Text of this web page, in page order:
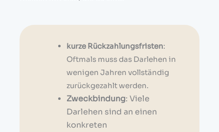
kurze Rückzahlungsfristen:
Oftmals muss das Darlehen in
wenigen Jahren vollständig
zurückgezahlt werden.
Zweckbindung: Viele
Darlehen sind an einen
konkreten